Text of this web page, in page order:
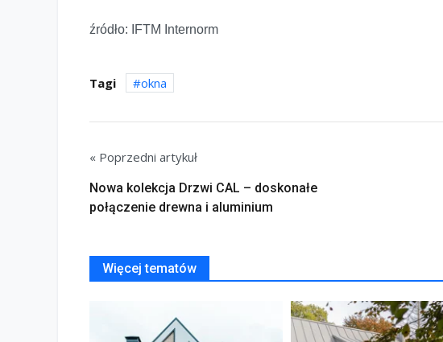
źródło: IFTM Internorm
Tagi okna
« Poprzedni artykuł
Nowa kolekcja Drzwi CAL – doskonałe
połączenie drewna i aluminium
Więcej tematów